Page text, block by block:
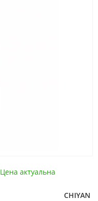
Цена актуальна
CHIYAN